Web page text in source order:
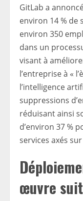
GitLab a
environ 14 % de
environ 350
dans un
visant à
l’entreprise à «
l’intelligence
suppressions
réduisant ainsi
d’environ 37 %
services axés sur
œuvre